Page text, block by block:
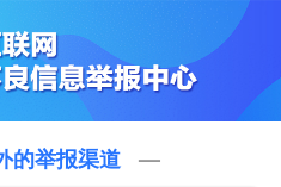
的举报渠道